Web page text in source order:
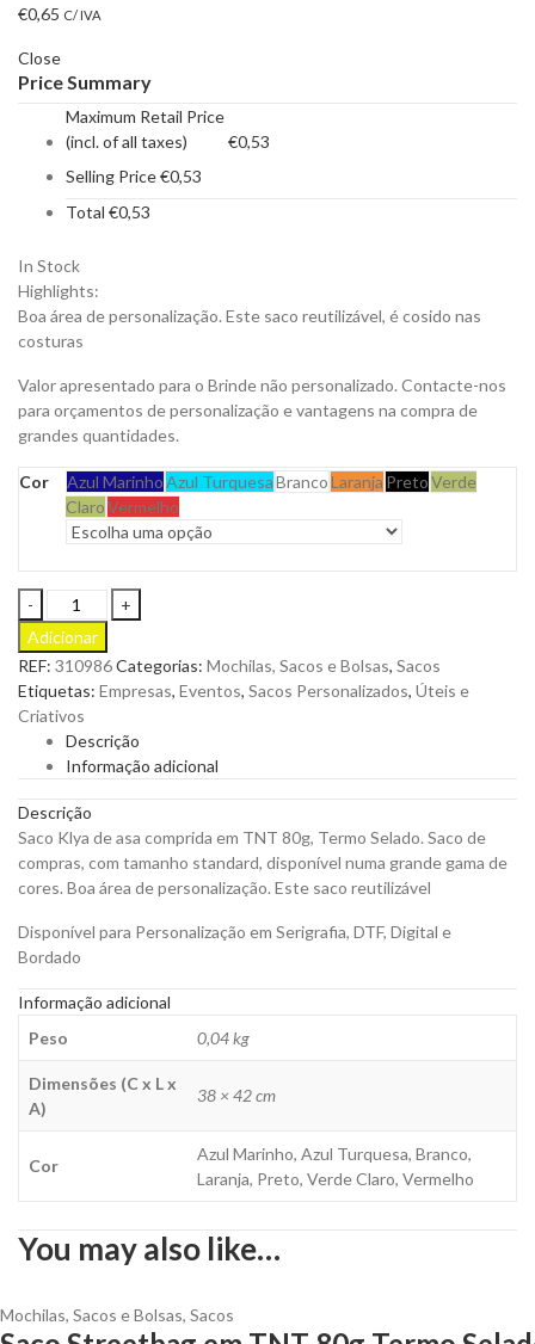
€0,65 C/ IVA
Close
Price Summary
Maximum Retail Price
(incl. of all taxes)
€0,53
Selling Price€0,53
Total €0,53
In Stock
Highlights:
Boa área de personalização. Este saco reutilizável, é cosido nas
costuras
Valor apresentado para o Brinde não personalizado. Contacte-nos
para orçamentos de personalização e vantagens na compra de
grandes quantidades.
Cor Azul MarinhoAzul TurquesaBrancoLaranja PretoVerde
ClaroVermelho
Saco
klya
de
Asa
Comprida
em
TNT
Termo
para
Personalizar
quantity
Adicionar
REF: 310986Categorias: Mochilas, Sacos e Bolsas, Sacos
Etiquetas: Empresas, Eventos, Sacos Personalizados, Úteis e
Criativos
Descrição
Informação adicional
Descrição
Saco Klya de asa comprida em TNT 80g, Termo Selado. Saco de
compras, com tamanho standard, disponível numa grande gama de
cores. Boa área de personalização. Este saco reutilizável
Disponível para Personalização em Serigrafia, DTF, Digital e
Bordado
Informação adicional
Peso
0,04 kg
Dimensões (C x L x
A)
38 × 42 cm
Cor
Azul Marinho, Azul Turquesa, Branco,
Laranja, Preto, Verde Claro, Vermelho
You may also like…
Mochilas, Sacos e Bolsas, Sacos